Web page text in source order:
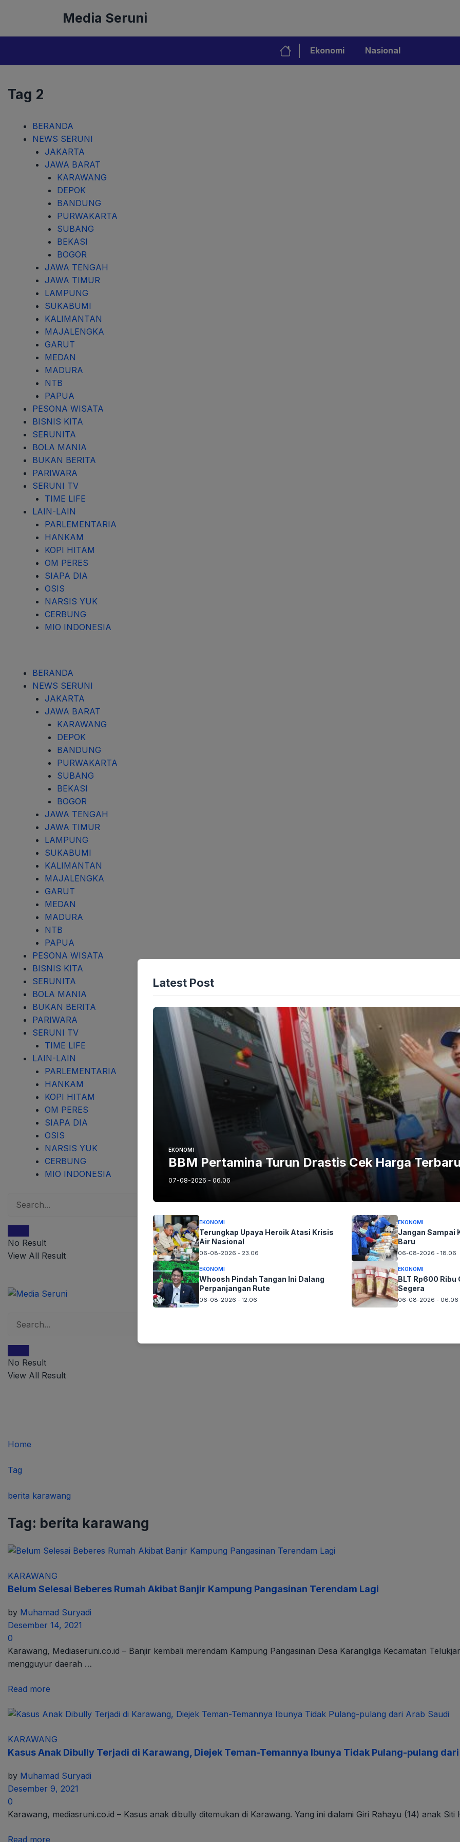
Media Seruni
Ekonomi Nasional
Tag 2
BERANDA
NEWS SERUNI
JAKARTA
JAWA BARAT
KARAWANG
DEPOK
BANDUNG
PURWAKARTA
SUBANG
BEKASI
BOGOR
JAWA TENGAH
JAWA TIMUR
LAMPUNG
SUKABUMI
KALIMANTAN
MAJALENGKA
GARUT
MEDAN
MADURA
NTB
PAPUA
PESONA WISATA
BISNIS KITA
SERUNITA
BOLA MANIA
BUKAN BERITA
PARIWARA
SERUNI TV
TIME LIFE
LAIN-LAIN
PARLEMENTARIA
HANKAM
KOPI HITAM
OM PERES
SIAPA DIA
OSIS
NARSIS YUK
CERBUNG
MIO INDONESIA
BERANDA
NEWS SERUNI
JAKARTA
JAWA BARAT
KARAWANG
DEPOK
BANDUNG
PURWAKARTA
SUBANG
BEKASI
BOGOR
JAWA TENGAH
JAWA TIMUR
LAMPUNG
SUKABUMI
KALIMANTAN
MAJALENGKA
GARUT
MEDAN
MADURA
NTB
PAPUA
PESONA WISATA
BISNIS KITA
SERUNITA
BOLA MANIA
BUKAN BERITA
PARIWARA
SERUNI TV
TIME LIFE
LAIN-LAIN
PARLEMENTARIA
HANKAM
KOPI HITAM
OM PERES
SIAPA DIA
OSIS
NARSIS YUK
CERBUNG
MIO INDONESIA
No Result
View All Result
No Result
View All Result
Home
Tag
berita karawang
Tag: berita karawang
KARAWANG
Belum Selesai Beberes Rumah Akibat Banjir Kampung Pangasinan Terendam Lagi
by Muhamad Suryadi
Desember 14, 2021
0
Karawang, Mediaseruni.co.id – Banjir kembali merendam Kampung Pangasinan Desa Karangliga Kecamatan
mengguyur daerah …
Read more
KARAWANG
Kasus Anak Dibully Terjadi di Karawang, Diejek Teman-Temannya Ibunya Tidak Pulang-pulang
by Muhamad Suryadi
Desember 9, 2021
0
Karawang, mediasruni.co.id – Kasus anak dibully ditemukan di Karawang. Yang ini dialami Giri Rahayu (14) anak
Read more
Latest Post
EKONOMI
BBM Pertamina Turun Drastis Cek Harga
07-08-2026 - 06.06
EKONOMI
Terungkap Upaya Heroik Atasi Krisis
Air Nasional
06-08-2026 - 23.06
EKONOMI
Jangan Sampai
Baru
06-08-2026 - 18.06
EKONOMI
Whoosh Pindah Tangan Ini Dalang
Perpanjangan Rute
06-08-2026 - 12.06
EKONOMI
BLT Rp600
Segera
06-08-2026 - 06.06